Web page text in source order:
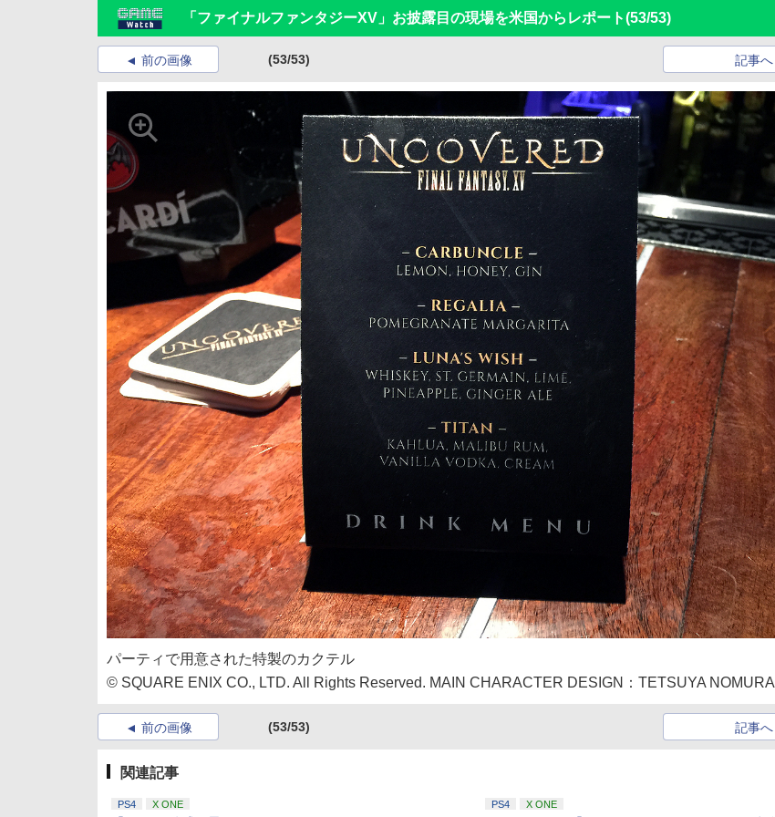
「ファイナルファンタジーXV」お披露目の現場を米国からレポート(53/53)
前の画像 (53/53) 記事へ
パーティで用意された特製のカクテル
© SQUARE ENIX CO., LTD. All Rights Reserved. MAIN CHARACTER DESIGN：TETSUYA NOMURA
前の画像 (53/53) 記事へ
関連記事
PS4 X ONE PS4 X ONE